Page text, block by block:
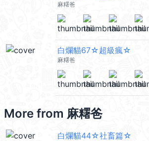
麻糬爸
白爛貓67☆超級瘋☆
麻糬爸
More from 麻糬爸
白爛貓44☆社畜篇☆